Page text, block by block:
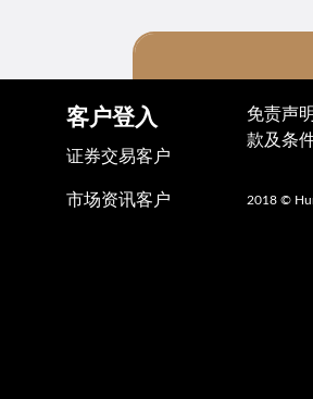
重要通告
有关恶劣天气下维
参考香港交易所于
产品市场维持恶劣天
客户登入
证券交易客户
市场资讯客户
免责声明
款及条
2018 ©